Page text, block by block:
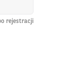
rejestracji